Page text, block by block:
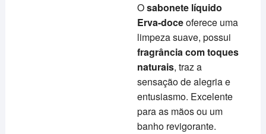
Osabonete líquido
Erva-doceoferece uma
limpeza suave, possui
fragrância com toques
naturais, traz a
sensação de alegria e
entusiasmo. Excelente
para as mãos ou um
banho revigorante.
300ml
-
Erva
Doce
quantidade